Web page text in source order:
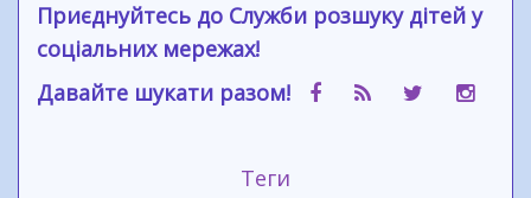
Приєднуйтесь до Служби розшуку дітей у
соціальних мережах!
Давайте шукати разом!
Теги